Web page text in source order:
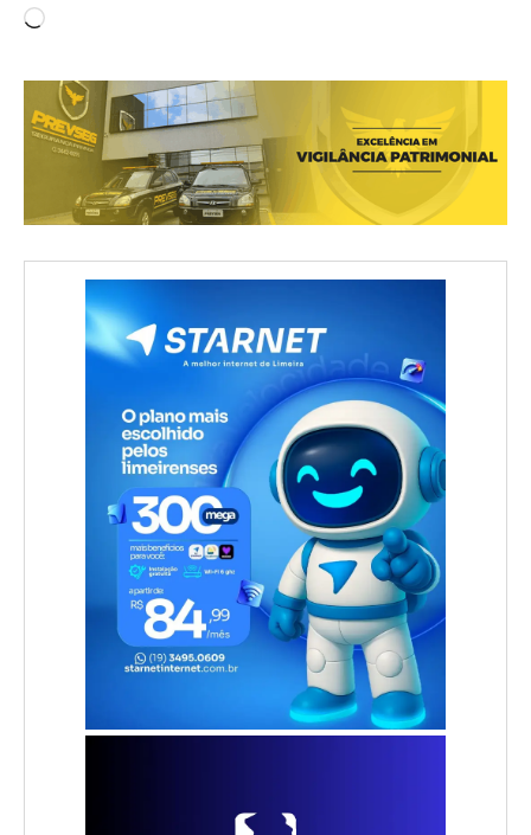
C
r
r
e
n
d